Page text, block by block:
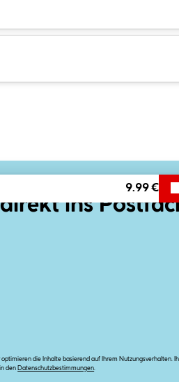
9.99 €
ins
die Inhalte basierend auf Ihrem Nutzungsverhalten.
den Datenschutzbestimmungen.